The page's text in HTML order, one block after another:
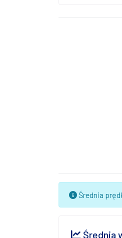
Średnia
Średnia